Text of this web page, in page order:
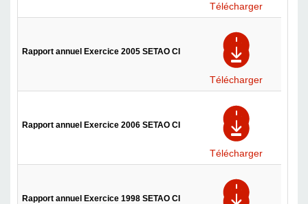
Télécharger
Rapport annuel Exercice 2005 SETAO CI
Télécharger
Rapport annuel Exercice 2006 SETAO CI
Télécharger
Rapport annuel Exercice 1998 SETAO CI